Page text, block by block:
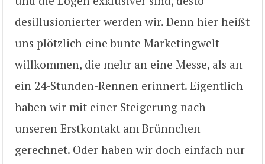
desillusionierter werden wir. Denn hier heißt
uns plötzlich eine bunte Marketingwelt
willkommen, die mehr an eine Messe, als an
ein 24-Stunden-Rennen erinnert. Eigentlich
haben wir mit einer Steigerung nach
unseren Erstkontakt am Brünnchen
gerechnet. Oder haben wir doch einfach nur